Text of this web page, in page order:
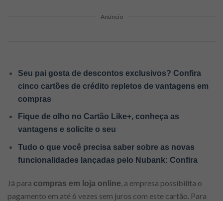
Anúncio
Seu pai gosta de descontos exclusivos? Confira
cinco cartões de crédito repletos de vantagens em
compras
Fique de olho no Cartão Like+, conheça as
vantagens e solicite o seu
Tudo o que você precisa saber sobre as novas
funcionalidades lançadas pelo Nubank: Confira
Já para compras em loja online , a empresa possibilita o
pagamento em até 6 vezes sem juros com este cartão. Para